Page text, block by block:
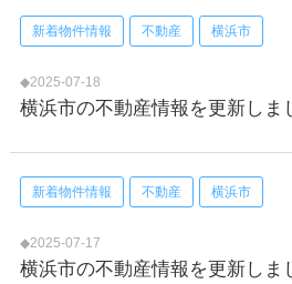
新着物件情報 不動産 横浜市
◆2025-07-18
横浜市の不動産情報を更新しま
新着物件情報 不動産 横浜市
◆2025-07-17
横浜市の不動産情報を更新しま